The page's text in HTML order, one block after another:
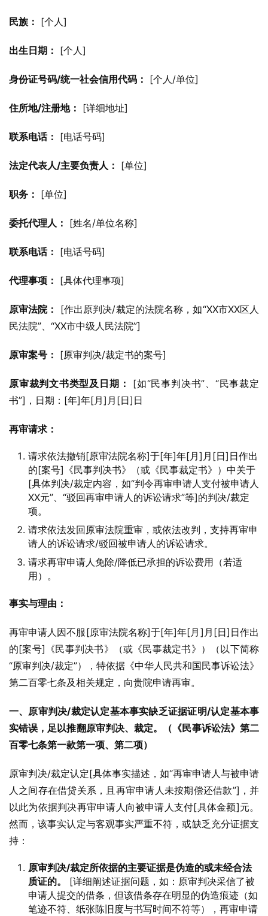
民族： [个人]
出生日期： [个人]
身份证号码/统一社会信用代码： [个人/单位]
住所地/注册地： [详细地址]
联系电话： [电话号码]
法定代表人/主要负责人： [单位]
职务： [单位]
委托代理人： [姓名/单位名称]
联系电话： [电话号码]
代理事项： [具体代理事项]
原审法院：
[作出原判决/裁定的法院名称，如“XX市XX区人
民法院”、“XX市中级人民法院”]
原审案号： [原审判决/裁定书的案号]
原审裁判文书类型及日期：
[如“民事判决书”、“民事裁定
书”]，日期：[年]年[月]月[日]日
再审请求：
请求依法撤销[原审法院名称]于[年]年[月]月[日]日作出
的[案号]《民事判决书》（或《民事裁定书》）中关于
[具体判决/裁定内容，如“判令再审申请人支付被申请人
XX元”、“驳回再审申请人的诉讼请求”等]的判决/裁定
项。
请求依法发回原审法院重审，或依法改判，支持再审申
请人的诉讼请求/驳回被申请人的诉讼请求。
请求再审申请人免除/降低已承担的诉讼费用（若适
用）。
事实与理由：
再审申请人因不服[原审法院名称]于[年]年[月]月[日]日作出
的[案号]《民事判决书》（或《民事裁定书》）（以下简称
“原审判决/裁定”），特依据《中华人民共和国民事诉讼法》
第二百零七条及相关规定，向贵院申请再审。
一、原审判决/裁定认定基本事实缺乏证据证明/认定基本事
实错误，足以推翻原审判决、裁定。（《民事诉讼法》第二
百零七条第一款第一项、第二项）
原审判决/裁定认定[具体事实描述，如“再审申请人与被申请
人之间存在借贷关系，且再审申请人未按期偿还借款”]，并
以此为依据判决再审申请人向被申请人支付[具体金额]元。
然而，该事实认定与客观事实严重不符，或缺乏充分证据支
持：
原审判决/裁定所依据的主要证据是伪造的或未经合法
质证的。
[详细阐述证据问题，如：原审判决采信了被
申请人提交的借条，但该借条存在明显的伪造痕迹（如
笔迹不符、纸张陈旧度与书写时间不符等），再审申请